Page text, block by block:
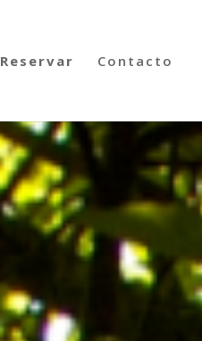
Reservar Contacto